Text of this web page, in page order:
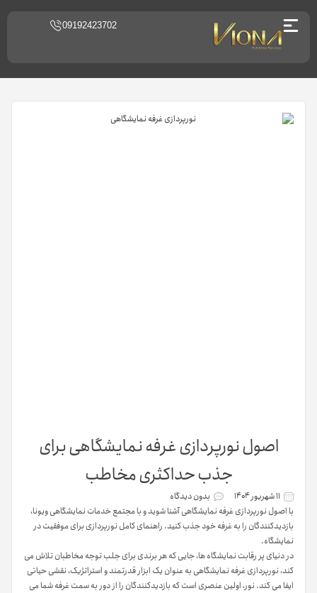
09192423702
اصول نورپردازی غرفه نمایشگاهی برای
جذب حداکثری مخاطب
۱۱ شهریور ۱۴۰۴
بدون دیدگاه
با اصول نورپردازی غرفه نمایشگاهی آشنا شوید و با مجتمع خدمات نمایشگاهی ویونا،
بازدیدکنندگان را به غرفه خود جذب کنید. راهنمای کامل نورپردازی برای موفقیت در
نمایشگاه.
در دنیای پر رقابت نمایشگاه ها، جایی که هر برندی برای جلب توجه مخاطبان تلاش می
کند، نورپردازی غرفه نمایشگاهی به عنوان یک ابزار قدرتمند و استراتژیک، نقشی حیاتی
ایفا می کند. نور، اولین عنصری است که بازدیدکنندگان را از دور به سمت غرفه شما می